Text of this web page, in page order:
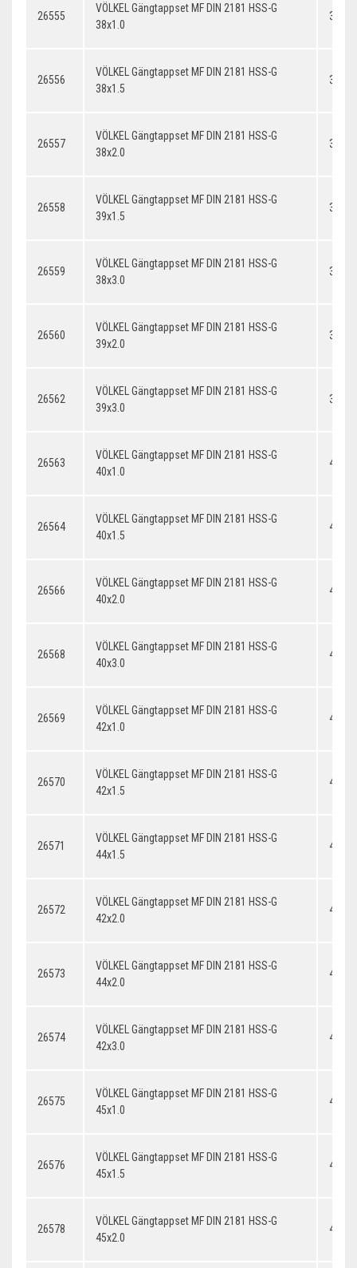
26555
VÖLKEL Gängtappset MF DIN 2181 HSS-G
38x1.0
26556
VÖLKEL Gängtappset MF DIN 2181 HSS-G
38x1.5
26557
VÖLKEL Gängtappset MF DIN 2181 HSS-G
38x2.0
26558
VÖLKEL Gängtappset MF DIN 2181 HSS-G
39x1.5
26559
VÖLKEL Gängtappset MF DIN 2181 HSS-G
38x3.0
26560
VÖLKEL Gängtappset MF DIN 2181 HSS-G
39x2.0
26562
VÖLKEL Gängtappset MF DIN 2181 HSS-G
39x3.0
26563
VÖLKEL Gängtappset MF DIN 2181 HSS-G
40x1.0
26564
VÖLKEL Gängtappset MF DIN 2181 HSS-G
40x1.5
26566
VÖLKEL Gängtappset MF DIN 2181 HSS-G
40x2.0
26568
VÖLKEL Gängtappset MF DIN 2181 HSS-G
40x3.0
26569
VÖLKEL Gängtappset MF DIN 2181 HSS-G
42x1.0
26570
VÖLKEL Gängtappset MF DIN 2181 HSS-G
42x1.5
26571
VÖLKEL Gängtappset MF DIN 2181 HSS-G
44x1.5
26572
VÖLKEL Gängtappset MF DIN 2181 HSS-G
42x2.0
26573
VÖLKEL Gängtappset MF DIN 2181 HSS-G
44x2.0
26574
VÖLKEL Gängtappset MF DIN 2181 HSS-G
42x3.0
26575
VÖLKEL Gängtappset MF DIN 2181 HSS-G
45x1.0
26576
VÖLKEL Gängtappset MF DIN 2181 HSS-G
45x1.5
26578
VÖLKEL Gängtappset MF DIN 2181 HSS-G
45x2.0